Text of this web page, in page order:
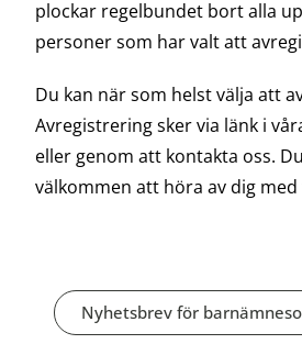
plockar regelbundet bort alla
personer som har valt att
Du kan när som helst välja att
Avregistrering sker via länk i
eller genom att kontakta oss.
välkommen att höra av dig
Nyhetsbrev för